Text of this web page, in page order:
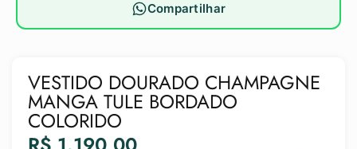
Compartilhar
VESTIDO DOURADO CHAMPAGNE
MANGA TULE BORDADO
COLORIDO